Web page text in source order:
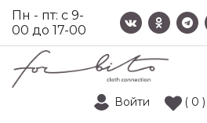
Пн - пт: с 9-
00 до 17-00
Войти ( 0 )